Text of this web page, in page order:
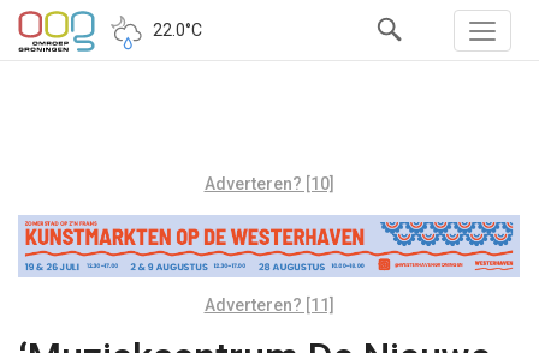
22.0°C
Adverteren? [10]
Adverteren? [11]